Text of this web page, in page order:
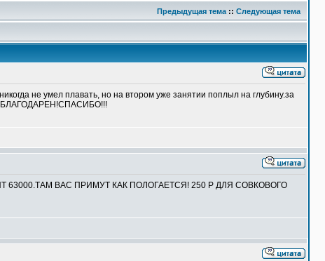
Предыдущая тема :: Следующая тема
не умел плавать, но на втором уже занятии поплыл на глубину.за
БЛАГОДАРЕН!СПАСИБО!!!
ВАС ПРИМУТ КАК ПОЛОГАЕТСЯ! 250 Р ДЛЯ СОВКОВОГО